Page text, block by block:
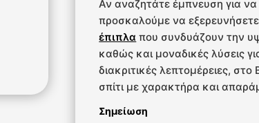
Αν αναζητάτε έμπνευση για
προσκαλούμε να
έπιπλα που συνδυάζουν την
καθώς και μοναδικές λύσεις
διακριτικές λεπτομέρειες,
σπίτι με χαρακτήρα και
Σημείωση